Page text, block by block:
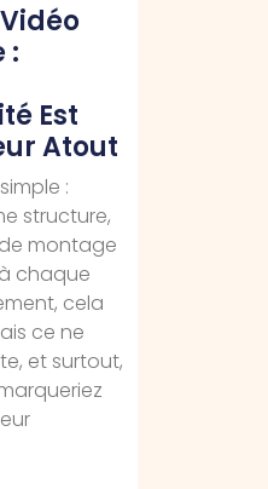
:
Est
Atout
:
structure,
montage
chaque
cela
ce ne
et surtout,